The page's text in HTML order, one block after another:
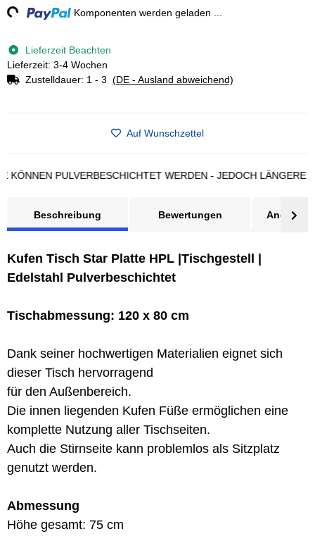
Komponenten werden geladen ...
Lieferzeit Beachten
Lieferzeit: 3-4 Wochen
Zustelldauer: 1 - 3 (DE - Ausland abweichend)
Auf Wunschzettel
PULVERBESCHICHTET WERDEN - JEDOCH LÄNGERE
Beschreibung Bewertungen Angebot
Kufen Tisch Star Platte HPL |Tischgestell |
Edelstahl Pulverbeschichtet
Tischabmessung: 120 x 80 cm
Dank seiner hochwertigen Materialien eignet sich
dieser Tisch hervorragend
für den Außenbereich.
Die innen liegenden Kufen Füße ermöglichen eine
komplette Nutzung aller Tischseiten.
Auch die Stirnseite kann problemlos als Sitzplatz
genutzt werden.
Abmessung
Höhe gesamt: 75 cm